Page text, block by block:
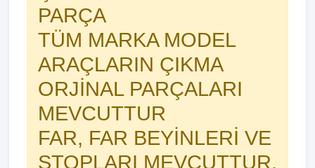
PARÇA
TÜM MARKA MODEL
ARAÇLARIN ÇIKMA
ORJİNAL PARÇALARI
MEVCUTTUR
FAR, FAR BEYİNLERİ VE
STOPLARI MEVCUTTUR.